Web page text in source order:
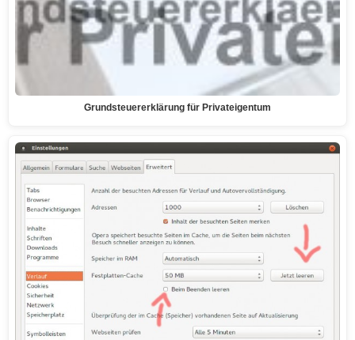
Grundsteuererklärung für Privateigentum